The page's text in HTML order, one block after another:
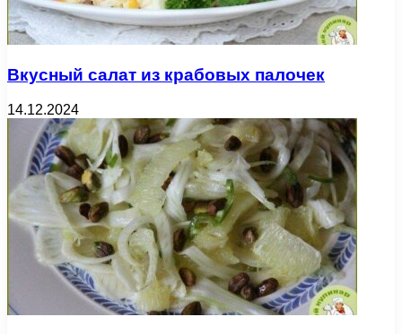
Вкусный салат из крабовых палочек
14.12.2024